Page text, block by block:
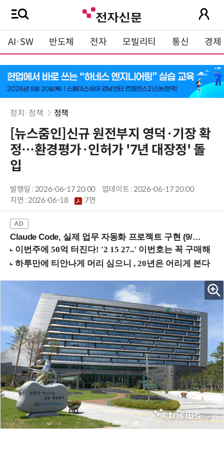
AI·SW 반도체 전자 모빌리티 통신 경제
정치·정책 정책
[뉴스줌인]신규 원전부지 영덕·기장 확
정…환경평가·인허가 '7년 대장정' 돌
입
발행일 : 2026-06-17 20:00
업데이트 : 2026-06-17 20:00
지면 :2026-06-18 7면
Claude Code, 실제 업무 자동화 프로젝트 구현 (9/16 ~17 강남역)